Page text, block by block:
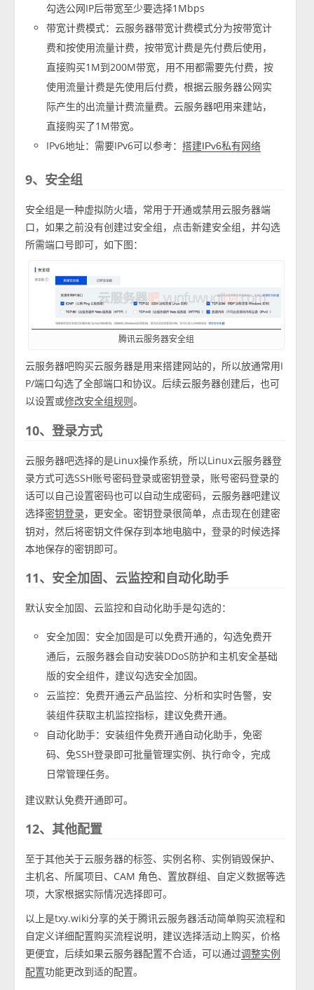
勾选公网IP后带宽至少要选择1Mbps
带宽计费模式：云服务器带宽计费模式分为按带宽计
费和按使用流量计费，按带宽计费是先付费后使用，
直接购买1M到200M带宽，用不用都需要先付费，按
使用流量计费是先使用后付费，根据云服务器公网实
际产生的出流量计费流量费。云服务器吧用来建站，
直接购买了1M带宽。
IPv6地址：需要IPv6可以参考：搭建IPv6私有网络
9、安全组
安全组是一种虚拟防火墙，常用于开通或禁用云服务器端
口，如果之前没有创建过安全组，点击新建安全组，并勾选
所需端口号即可，如下图：
腾讯云服务器安全组
云服务器吧购买云服务器是用来搭建网站的，所以放通常用I
P/端口勾选了全部端口和协议。后续云服务器创建后，也可
以设置或修改安全组规则。
10、登录方式
云服务器吧选择的是Linux操作系统，所以Linux云服务器登
录方式可选SSH账号密码登录或密钥登录，账号密码登录的
话可以自己设置密码也可以自动生成密码，云服务器吧建议
选择密钥登录，更安全。密钥登录很简单，点击现在创建密
钥对，然后将密钥文件保存到本地电脑中，登录的时候选择
本地保存的密钥即可。
11、安全加固、云监控和自动化助手
默认安全加固、云监控和自动化助手是勾选的：
安全加固：安全加固是可以免费开通的，勾选免费开
通后，云服务器会自动安装DDoS防护和主机安全基础
版的安全组件，建议勾选安全加固。
云监控：免费开通云产品监控、分析和实时告警，安
装组件获取主机监控指标，建议免费开通。
自动化助手：安装组件免费开通自动化助手，免密
码、免SSH登录即可批量管理实例、执行命令，完成
日常管理任务。
建议默认免费开通即可。
12、其他配置
至于其他关于云服务器的标签、实例名称、实例销毁保护、
主机名、所属项目、CAM 角色、置放群组、自定义数据等选
项，大家根据实际情况选择即可。
以上是txy.wiki分享的关于腾讯云服务器活动简单购买流程和
自定义详细配置购买流程说明，建议选择活动上购买，价格
更便宜，后续如果云服务器配置不合适，可以通过调整实例
配置功能更改到适的配置。